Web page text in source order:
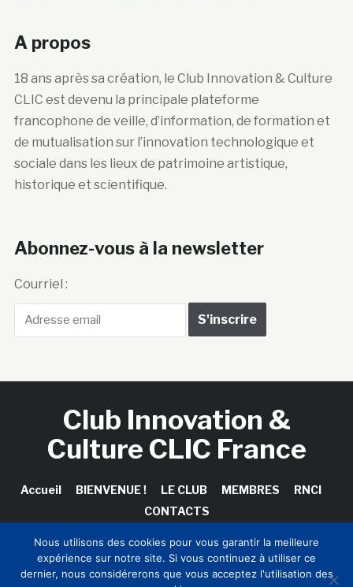
A propos
18 ans après sa création, le Club Innovation & Culture
CLIC est devenu la principale plateforme
francophone de veille, d’information, de formation et
de mutualisation sur l’innovation technologique et
sociale dans les lieux de patrimoine artistique,
historique et scientifique.
Abonnez-vous à la newsletter
Courriel :
Club Innovation &
Culture CLIC France
Accueil BIENVENUE ! LE CLUB MEMBRES
RNCI
CONTACTS
Copyright © 2026 Club Innovation & Culture CLIC France /
Nous utilisons des cookies pour vous garantir la meilleure
expérience sur notre site. Si vous continuez à utiliser ce
dernier, nous considérerons que vous acceptez l'utilisation des